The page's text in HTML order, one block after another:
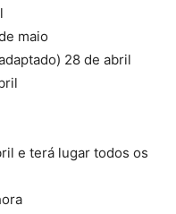
maio
28 de abril
e terá lugar todos os